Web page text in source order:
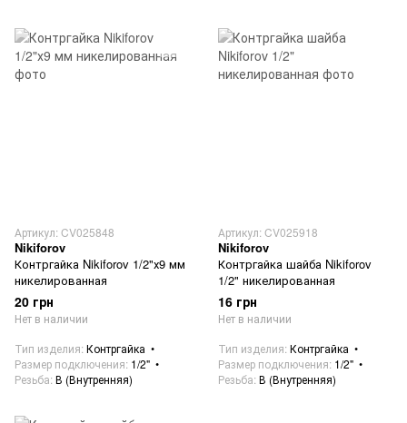
Артикул: CV025848
Nikiforov
Контргайка Nikiforov 1/2"х9 мм
никелированная
20 грн
Нет в наличии
Тип изделия Контргайка
Размер подключения 1/2"
Резьба В (Внутренняя)
Артикул: CV025918
Nikiforov
Контргайка шайба Nikiforov
1/2" никелированная
16 грн
Нет в наличии
Тип изделия Контргайка
Размер подключения 1/2"
Резьба В (Внутренняя)